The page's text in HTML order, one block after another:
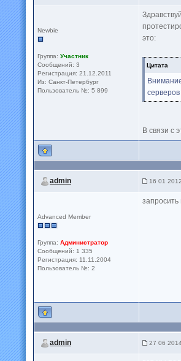
Newbie
Группа: Участник
Сообщений: 3
Регистрация: 21.12.2011
Из: Санкт-Петербург
Пользователь №: 5 899
это:
Цитата
В связи с
admin 16 01
Advanced Member
Группа: Администратор
Сообщений: 1 335
Регистрация: 11.11.2004
Пользователь №: 2
запросить
admin 27 06